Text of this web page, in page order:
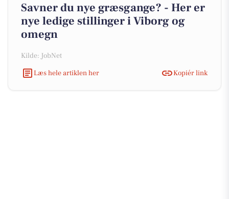
Savner du nye græsgange? - Her er
nye ledige stillinger i Viborg og
omegn
Kilde: JobNet
Læs hele artiklen her
Kopiér link